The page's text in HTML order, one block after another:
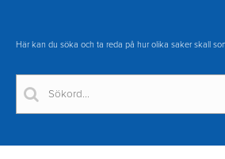
Här kan du söka och ta reda på hur olika saker skall